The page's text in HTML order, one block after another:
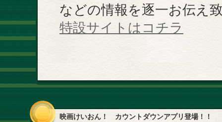
などの情報を逐一お伝え
特設サイトはコチラ
映画けいおん！ カウントダウンアプリ登場！！